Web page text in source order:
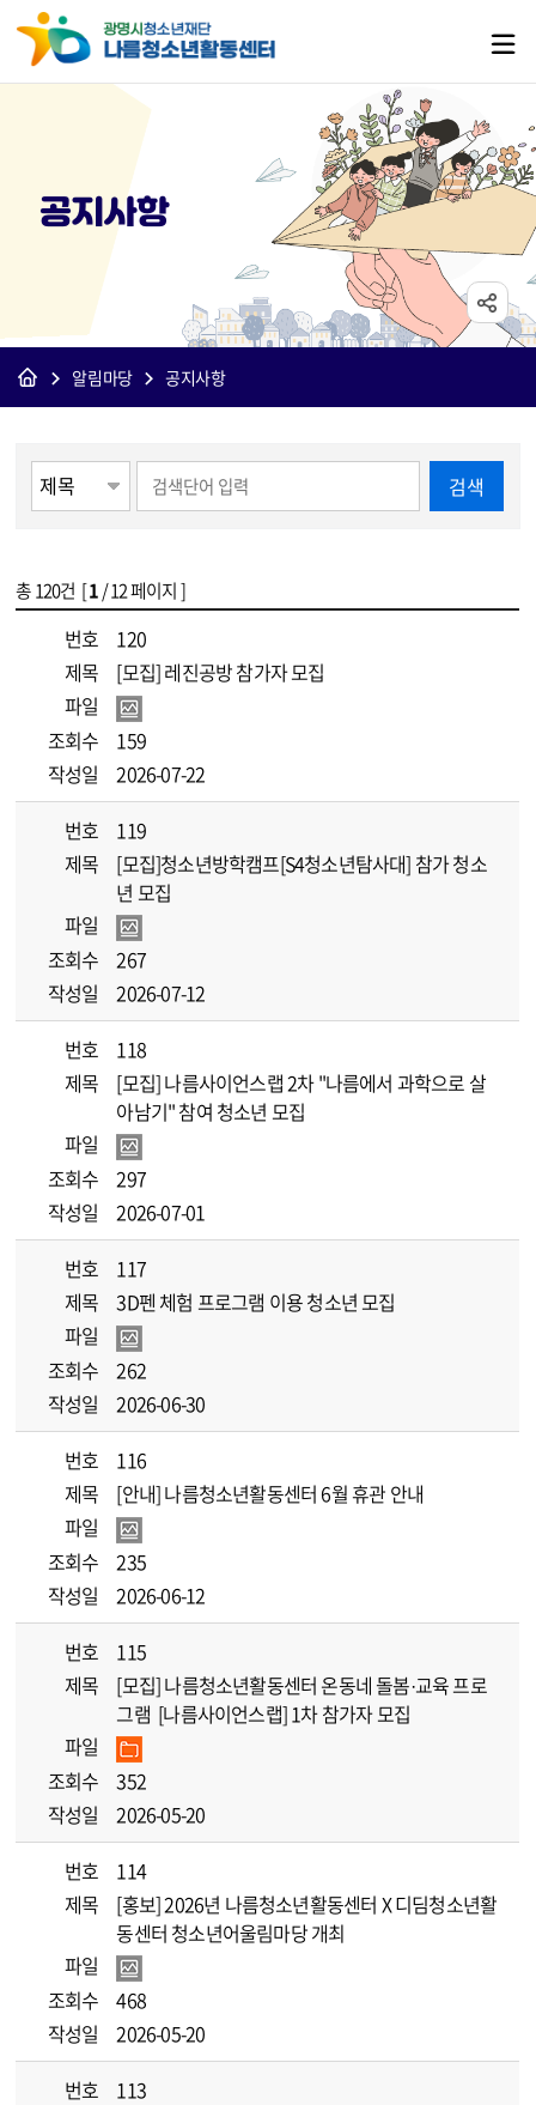
공지사항
알림마당 공지사항
검색
총120건 [1/ 12 페이지 ]
번호
120
제목
[모집] 레진공방 참가자 모집
파일
조회수
159
작성일
2026-07-22
번호
119
제목
[모집]청소년방학캠프[S4청소년탐사대] 참가 청소
년 모집
파일
조회수
267
작성일
2026-07-12
번호
118
제목
[모집] 나름사이언스랩 2차 "나름에서 과학으로 살
아남기" 참여 청소년 모집
파일
조회수
297
작성일
2026-07-01
번호
117
제목
3D펜 체험 프로그램 이용 청소년 모집
파일
조회수
262
작성일
2026-06-30
번호
116
제목
[안내] 나름청소년활동센터 6월 휴관 안내
파일
조회수
235
작성일
2026-06-12
번호
115
제목
[모집] 나름청소년활동센터 온동네 돌봄·교육 프로
그램 [나름사이언스랩] 1차 참가자 모집
파일
조회수
352
작성일
2026-05-20
번호
114
제목
[홍보] 2026년 나름청소년활동센터 X 디딤청소년활
동센터 청소년어울림마당 개최
파일
조회수
468
작성일
2026-05-20
번호
113